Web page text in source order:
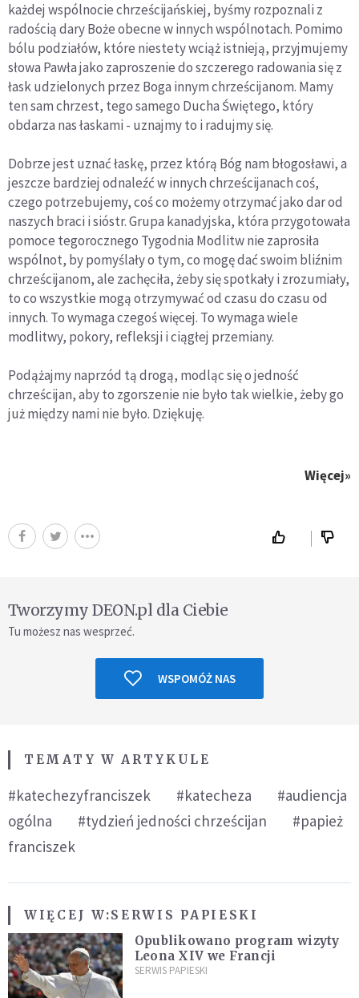
każdej wspólnocie chrześcijańskiej, byśmy rozpoznali z
radością dary Boże obecne w innych wspólnotach. Pomimo
bólu podziałów, które niestety wciąż istnieją, przyjmujemy
słowa Pawła jako zaproszenie do szczerego radowania się z
łask udzielonych przez Boga innym chrześcijanom. Mamy
ten sam chrzest, tego samego Ducha Świętego, który
obdarza nas łaskami - uznajmy to i radujmy się.
Dobrze jest uznać łaskę, przez którą Bóg nam błogosławi, a
jeszcze bardziej odnaleźć w innych chrześcijanach coś,
czego potrzebujemy, coś co możemy otrzymać jako dar od
naszych braci i sióstr. Grupa kanadyjska, która przygotowała
pomoce tegorocznego Tygodnia Modlitw nie zaprosiła
wspólnot, by pomyślały o tym, co mogę dać swoim bliźnim
chrześcijanom, ale zachęciła, żeby się spotkały i zrozumiały,
to co wszystkie mogą otrzymywać od czasu do czasu od
innych. To wymaga czegoś więcej. To wymaga wiele
modlitwy, pokory, refleksji i ciągłej przemiany.
Podążajmy naprzód tą drogą, modląc się o jedność
chrześcijan, aby to zgorszenie nie było tak wielkie, żeby go
już między nami nie było. Dziękuję.
Więcej»
Tworzymy DEON.pl dla Ciebie
Tu możesz nas wesprzeć.
WSPOMÓŻ NAS
TEMATY W ARTYKULE
#katechezyfranciszek #katecheza
#audiencja
ogólna
#tydzień jedności chrześcijan
#papież
franciszek
WIĘCEJ W:SERWIS PAPIESKI
Opublikowano program wizyty
Leona XIV we Francji
SERWIS PAPIESKI